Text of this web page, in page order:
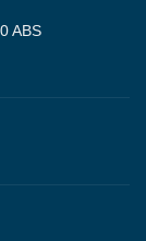
ABS